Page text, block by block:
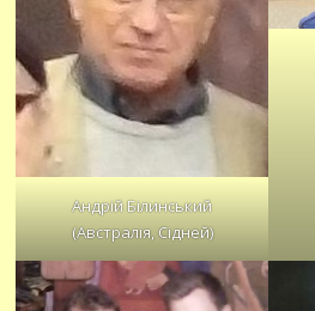
Андрій Білинський
(Австралія, Сідней)